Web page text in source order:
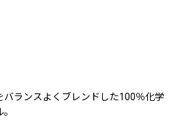
バランスよくブレンドした100％化学